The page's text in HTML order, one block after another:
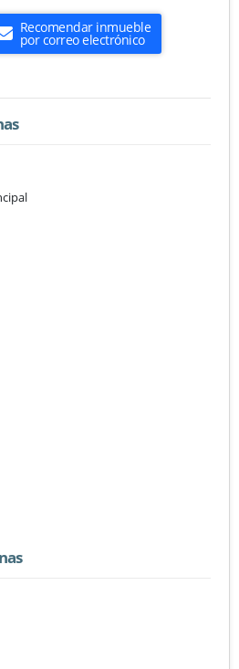
Recomendar inmueble
por correo electrónico